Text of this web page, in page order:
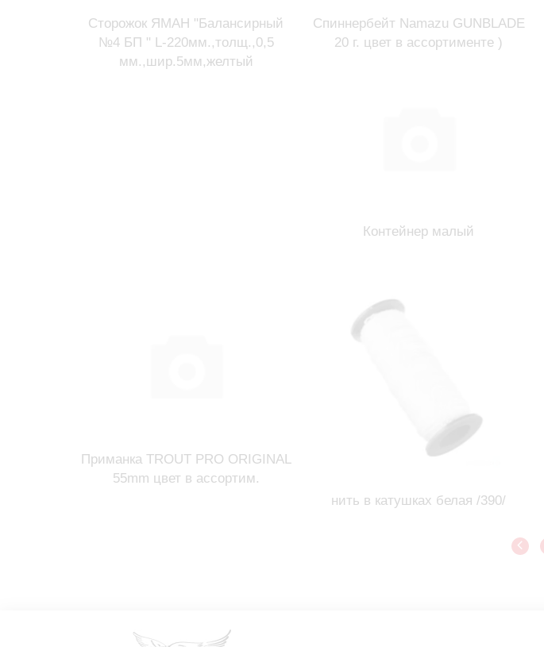
Сторожок ЯМАН "Балансирный
№4 БП " L-220мм.,толщ.,0,5
мм.,шир.5мм,желтый
Спиннербейт Namazu GUNBLADE
20 г. цвет в ассортименте )
Контейнер малый
Приманка TROUT PRO ORIGINAL
55mm цвет в ассортим.
нить в катушках белая /390/